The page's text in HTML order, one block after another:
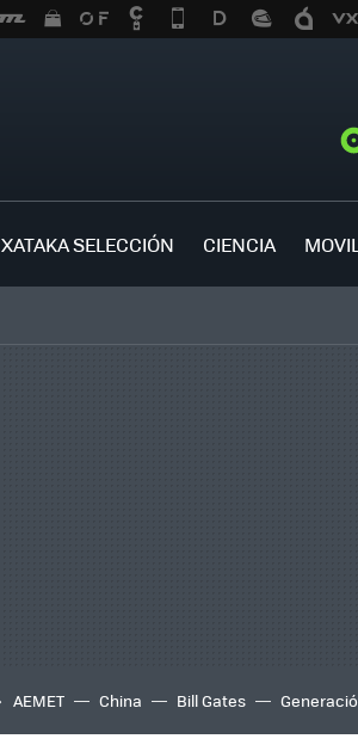
XATAKA SELECCIÓN CIENCIA
AEMET China Bill Gates